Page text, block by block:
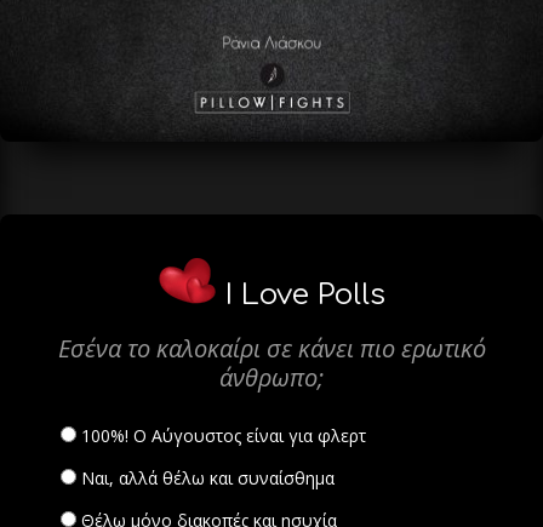
I Love Polls
Εσένα το καλοκαίρι σε κάνει πιο ερωτικό
άνθρωπο;
100%! Ο Αύγουστος είναι για φλερτ
Ναι, αλλά θέλω και συναίσθημα
Θέλω μόνο διακοπές και ησυχία